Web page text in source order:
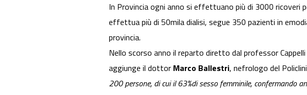
In Provincia ogni anno si effettuano più di 3000 ricoveri
effettua più di 50mila dialisi, segue 350 pazienti in
provincia.
Nello scorso anno il reparto diretto dal professor
aggiunge il dottor Marco Ballestri, nefrologo del
200 persone, di cui il 63%di sesso femminile, confermando